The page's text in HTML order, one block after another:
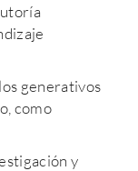
generativos
como
y